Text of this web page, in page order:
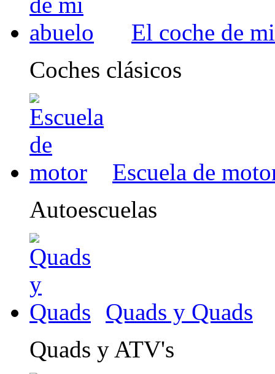
El coche de
Coches clásicos
Escuela de
Autoescuelas
Quads y Quads
Quads y ATV's